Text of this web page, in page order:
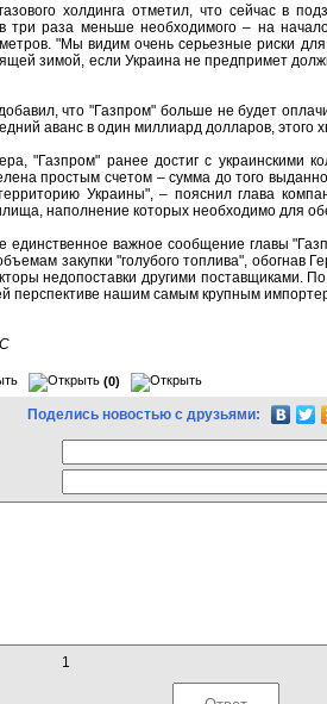
холдинга отметил, что сейчас в
три раза меньше необходимого – на
"Мы видим очень серьезные риски
зимой, если Украина не предпримет
что "Газпром" больше не будет
аванс в один миллиард долларов, этого
"Газпром" ранее достиг с украинскими
простым счетом – сумма до того
Украины", – пояснил глава
наполнение которых необходимо для
единственное важное сообщение главы
закупки "голубого топлива", обогнав
недопоставки другими поставщиками.
перспективе нашим самым крупным
(0)
Поделись новостью с друзьями:
1